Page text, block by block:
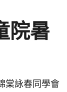
院暑
棠詠春同學會